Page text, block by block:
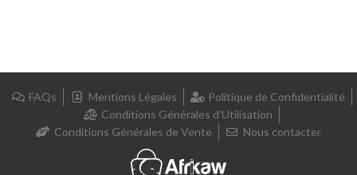
FAQs Mentions Légales
Politique de Confidentialité
Conditions Générales d’Utilisation
Conditions Générales de Vente
Nous contacter